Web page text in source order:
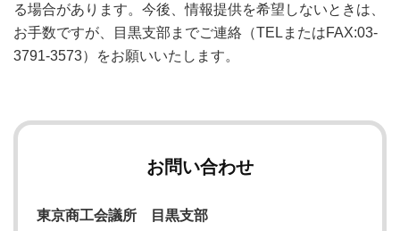
る場合があります。今後、情報提供を希望しないときは、
お手数ですが、目黒支部までご連絡（TELまたはFAX:03-
3791-3573）をお願いいたします。
お問い合わせ
東京商工会議所 目黒支部